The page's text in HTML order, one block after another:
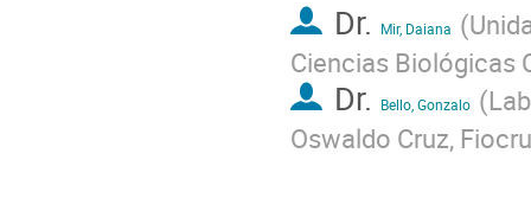
Dr. Mir, Daiana (
Ciencias Biológicas
Dr. Bello, Gonzalo (
Oswaldo Cruz,